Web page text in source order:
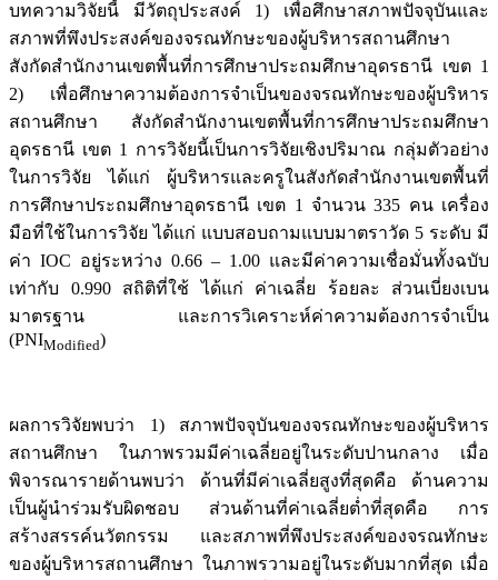
บทความวิจัยนี้ มีวัตถุประสงค์ 1) เพื่อศึกษาสภาพปัจจุบันและ
สภาพที่พึงประสงค์ของจรณทักษะของผู้บริหารสถานศึกษา
สังกัดสำนักงานเขตพื้นที่การศึกษาประถมศึกษาอุดรธานี เขต 1
2) เพื่อศึกษาความต้องการจำเป็นของจรณทักษะของผู้บริหาร
สถานศึกษา สังกัดสำนักงานเขตพื้นที่การศึกษาประถมศึกษา
อุดรธานี เขต 1 การวิจัยนี้เป็นการวิจัยเชิงปริมาณ กลุ่มตัวอย่าง
ในการวิจัย ได้แก่ ผู้บริหารและครูในสังกัดสำนักงานเขตพื้นที่
การศึกษาประถมศึกษาอุดรธานี เขต 1 จำนวน 335 คน เครื่อง
มือที่ใช้ในการวิจัย ได้แก่ แบบสอบถามแบบมาตราวัด 5 ระดับ มี
ค่า IOC อยู่ระหว่าง 0.66 – 1.00 และมีค่าความเชื่อมั่นทั้งฉบับ
เท่ากับ 0.990 สถิติที่ใช้ ได้แก่ ค่าเฉลี่ย ร้อยละ ส่วนเบี่ยงเบน
มาตรฐาน และการวิเคราะห์ค่าความต้องการจำเป็น
(PNIModified)
ผลการวิจัยพบว่า 1) สภาพปัจจุบันของจรณทักษะของผู้บริหาร
สถานศึกษา ในภาพรวมมีค่าเฉลี่ยอยู่ในระดับปานกลาง เมื่อ
พิจารณารายด้านพบว่า ด้านที่มีค่าเฉลี่ยสูงที่สุดคือ ด้านความ
เป็นผู้นำร่วมรับผิดชอบ ส่วนด้านที่ค่าเฉลี่ยต่ำที่สุดคือ การ
สร้างสรรค์นวัตกรรม และสภาพที่พึงประสงค์ของจรณทักษะ
ของผู้บริหารสถานศึกษา ในภาพรวามอยู่ในระดับมากที่สุด เมื่อ